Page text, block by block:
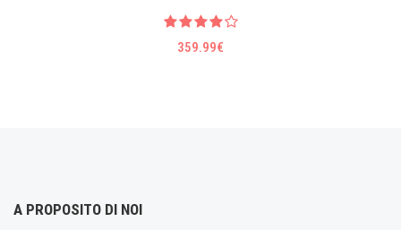
359.99€
A PROPOSITO DI NOI